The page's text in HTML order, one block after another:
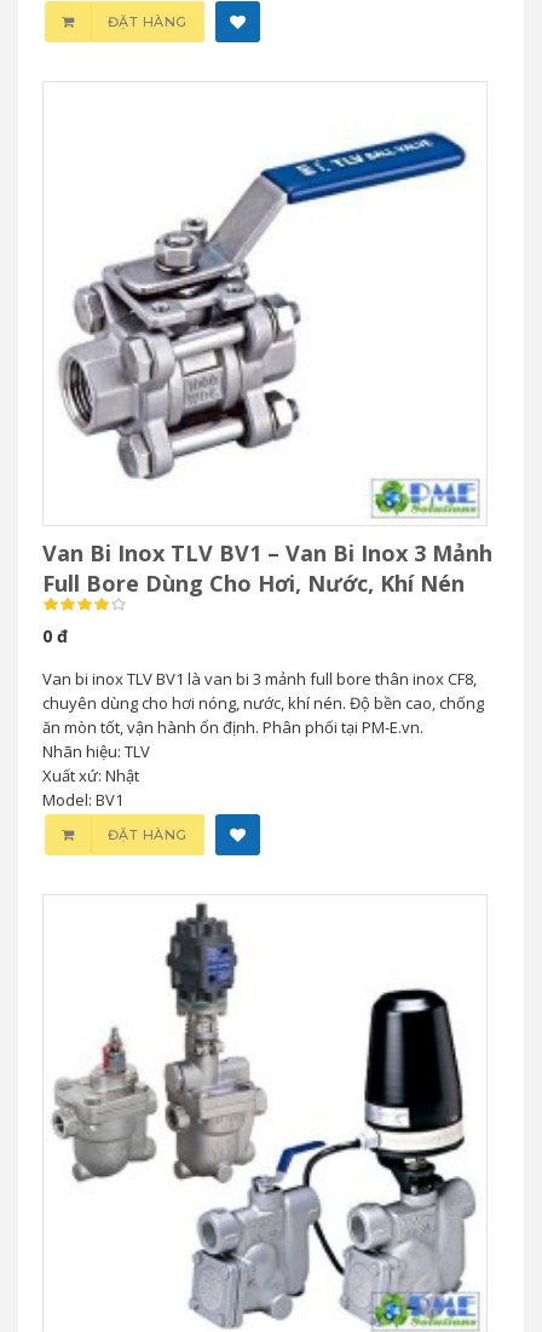
ĐẶT HÀNG
Van Bi Inox TLV BV1 – Van Bi Inox 3 Mảnh
Full Bore Dùng Cho Hơi, Nước, Khí Nén
0 đ
Van bi inox TLV BV1 là van bi 3 mảnh full bore thân inox CF8,
chuyên dùng cho hơi nóng, nước, khí nén. Độ bền cao, chống
ăn mòn tốt, vận hành ổn định. Phân phối tại PM-E.vn.
Nhãn hiệu: TLV
Xuất xứ: Nhật
Model: BV1
ĐẶT HÀNG